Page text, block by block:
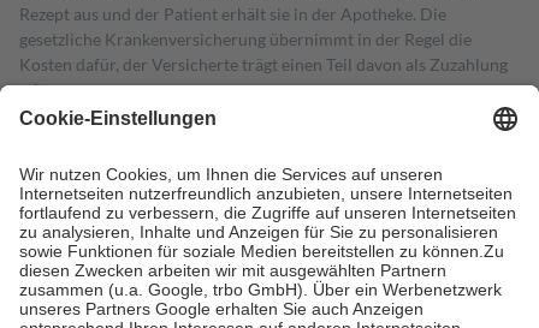
Rezept aus und der Patient erhält sie in der Apotheke. Die
gesetzliche Krankenversicherung übernimmt in der Regel die
Kosten dafür, der Versicherte trägt einen Teil davon als Zuzahlung
mit.
Grundsätzlich leisten Mitglieder Zuzahlungen in Höhe von zehn
höchstens zehn Euro.
Es sind jedoch nie mehr als die tatsächlichen
Kosten der Leistung zu entrichten.
Diese Regeln gelten grundsätzlich auch für Online-Apotheken.
Bei Heilmitteln und häuslicher Krankenpflege beträgt die
Zuzahlung zehn Prozent der Kosten sowie zehn Euro je
Verordnung.
Um das Engagement der Versicherten für ihre eigene Gesundheit zu